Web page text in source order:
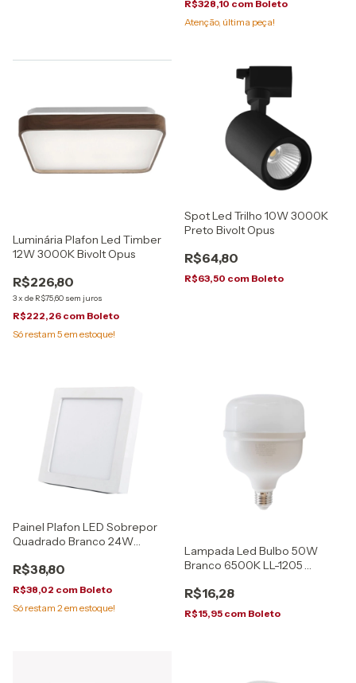
R$328,10 com Boleto
Atenção, última peça!
Luminária Plafon Led Timber
12W 3000K Bivolt Opus
R$226,80
3x de R$75,60 sem juros
R$222,26 com Boleto
Só restam 5 em estoque!
Spot Led Trilho 10W 3000K
Preto Bivolt Opus
R$64,80
R$63,50 com Boleto
Painel Plafon LED Sobrepor
Quadrado Branco 24W
R$38,80
R$38,02 com Boleto
Só restam 2em estoque!
Lampada Led Bulbo 50W
Branco 6500K LL-1205
R$16,28
R$15,95 com Boleto